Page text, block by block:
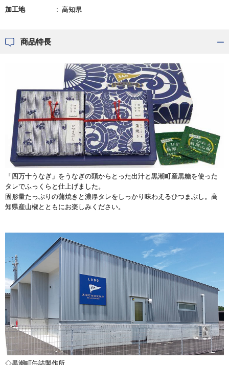
加工地
高知県
商品特長
「四万十うなぎ」をうなぎの頭からとった出汁と黒潮町産黒糖を使った
タレでふっくらと仕上げました。
固形量たっぷりの蒲焼きと濃厚タレをしっかり味わえるひつまぶし。高
知県産山椒とともにお楽しみください。
◇黒潮町缶詰製作所